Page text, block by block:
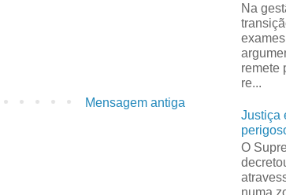
Mensagem antiga
Na
remete
re...
Justiça
O
numa